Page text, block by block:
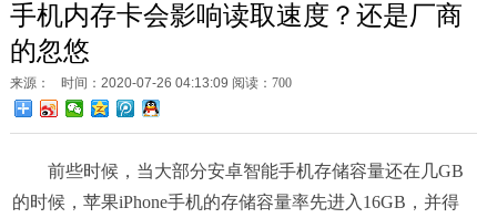
手机内存卡会影响读取速度？还是厂商
的忽悠
来源： 时间：2020-07-26 04:13:09 阅读：700
前些时候，当大部分安卓智能手机存储容量还在几GB
的时候，苹果iPhone手机的存储容量率先进入16GB，并得